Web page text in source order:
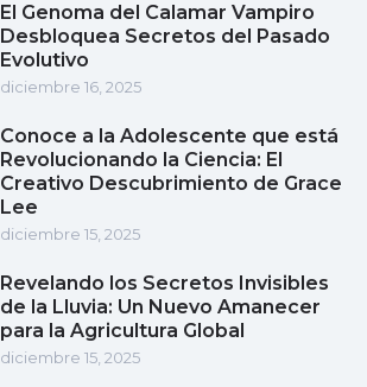
El Genoma del Calamar Vampiro
Desbloquea Secretos del Pasado
Evolutivo
diciembre 16, 2025
Conoce a la Adolescente que está
Revolucionando la Ciencia: El
Creativo Descubrimiento de Grace
Lee
diciembre 15, 2025
Revelando los Secretos Invisibles
de la Lluvia: Un Nuevo Amanecer
para la Agricultura Global
diciembre 15, 2025